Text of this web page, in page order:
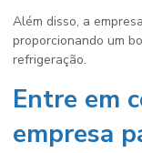
Além disso, a
proporcionando um
refrigeração.
Entre em
empresa